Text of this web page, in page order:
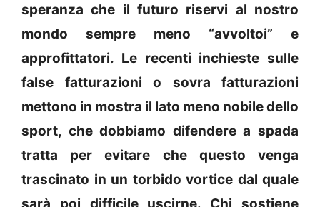
speranza che il futuro riservi al nostro
mondo sempre meno “avvoltoi” e
approfittatori. Le recenti inchieste sulle
false fatturazioni o sovra fatturazioni
mettono in mostra il lato meno nobile dello
sport, che dobbiamo difendere a spada
tratta per evitare che questo venga
trascinato in un torbido vortice dal quale